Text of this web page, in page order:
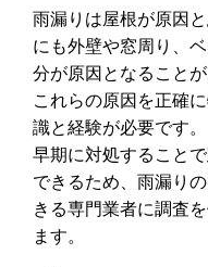
雨漏りは屋根が原因
にも外壁や窓周り、
分が原因となることが
これらの原因を正確
識と経験が必要です。
早期に対処すること
できるため、雨漏り
きる専門業者に調査
ます。